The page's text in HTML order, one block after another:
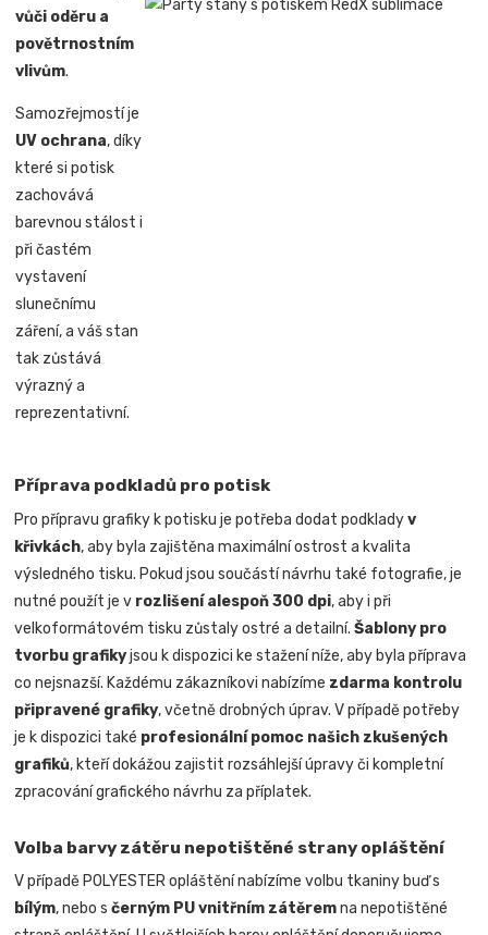
vůči oděru a
povětrnostním
vlivům.
Samozřejmostí je
UV ochrana, díky
které si potisk
zachovává
barevnou stálost i
při častém
vystavení
slunečnímu
záření, a váš stan
tak zůstává
výrazný a
reprezentativní.
Příprava podkladů pro potisk
Pro přípravu grafiky k potisku je potřeba dodat podkladyv
křivkách, aby byla zajištěna maximální ostrost a kvalita
výsledného tisku. Pokud jsou součástí návrhu také fotografie, je
nutné použít je v rozlišení alespoň 300 dpi, aby i při
velkoformátovém tisku zůstaly ostré a detailní.Šablony pro
tvorbu grafikyjsou k dispozici ke stažení níže, aby byla příprava
co nejsnazší. Každému zákazníkovi nabízíme zdarma kontrolu
připravené grafiky, včetně drobných úprav. V případě potřeby
je k dispozici také profesionální pomoc našich zkušených
grafiků, kteří dokážou zajistit rozsáhlejší úpravy či kompletní
zpracování grafického návrhu za příplatek.
Volba barvy zátěru nepotištěné strany opláštění
V případě POLYESTER opláštění nabízíme volbu tkaniny buď s
bílým, nebo sčerným PU vnitřním zátěremna nepotištěné